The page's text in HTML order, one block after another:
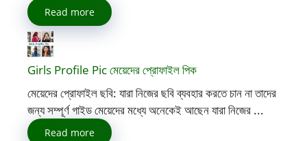
Read more
Girls Profile Pic মেয়েদের প্রোফাইল পিক
মেয়েদের প্রোফাইল ছবি: যারা নিজের ছবি ব্যবহার করতে চান না তাদের
জন্য সম্পূর্ণ গাইড মেয়েদের মধ্যে অনেকেই আছেন যারা নিজের ...
Read more